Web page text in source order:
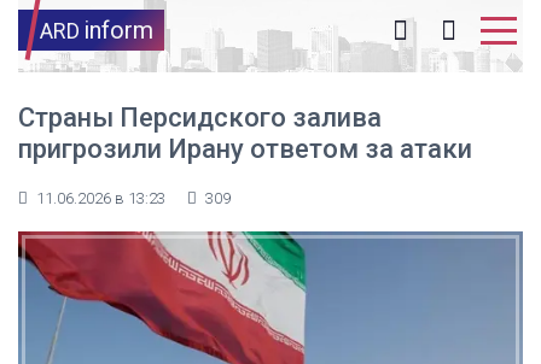
ARD inform
Страны Персидского залива
пригрозили Ирану ответом за атаки
11.06.2026 в 13:23 309